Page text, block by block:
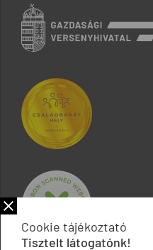
Cookie tájékoztató
Tisztelt látogatónk!